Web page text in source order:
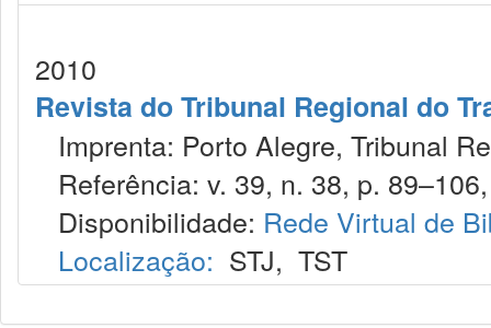
2010
Revista do Tribunal Regional do
Imprenta: Porto Alegre, Tribunal
Referência: v. 39, n. 38, p.
Disponibilidade: Rede Virtual de
Localização: STJ, TST